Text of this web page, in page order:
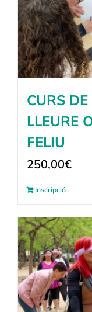
CURS
LLEURE
FELIU
250,00€
Inscripció